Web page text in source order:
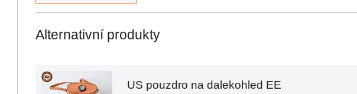
Alternativní produkty
US pouzdro na dalekohled EE
s DPH